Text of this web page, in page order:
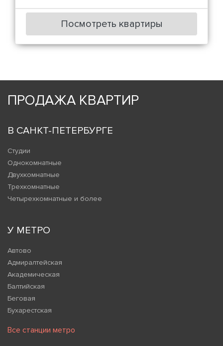
Посмотреть квартиры
ПРОДАЖА КВАРТИР
В САНКТ-ПЕТЕРБУРГЕ
Студии
Однокомнатные
Двухкомнатные
Трехкомнатные
Четырехкомнатные и более
У МЕТРО
Автово
Адмиралтейская
Академическая
Балтийская
Беговая
Бухарестская
Все станции метро